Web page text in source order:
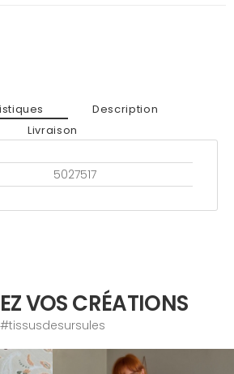
Description
Livraison
5027517
VOS CRÉATIONS
#tissusdesursules